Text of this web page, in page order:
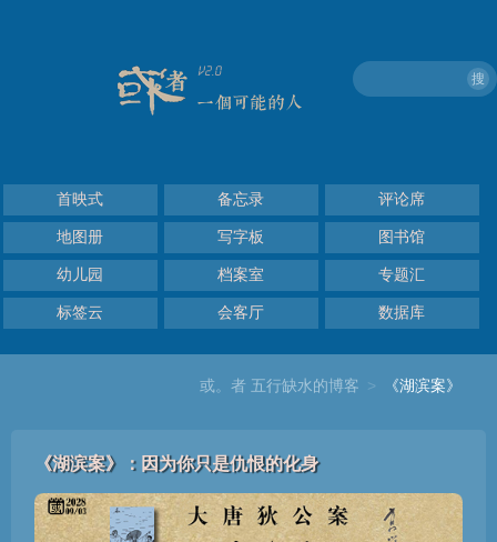
搜
首映式 备忘录 评论席
地图册 写字板 图书馆
幼儿园 档案室 专题汇
标签云 会客厅 数据库
或。者 五行缺水的博客 > 《湖滨案》
《湖滨案》：因为你只是仇恨的化身